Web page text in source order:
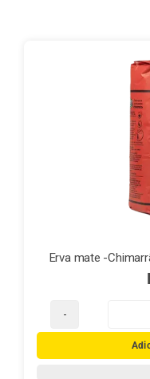
Erva mate -